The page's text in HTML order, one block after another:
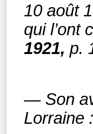
10 août
qui l’ont
1921, p.
— Son
Lorraine :